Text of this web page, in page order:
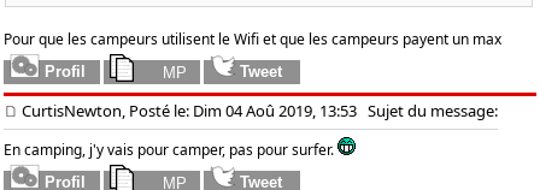
Pour que les campeurs utilisent le Wifi et que les campeurs payent un max
CurtisNewton, Posté le: Dim 04 Aoû 2019, 13:53 Sujet du message:
En camping, j'y vais pour camper, pas pour surfer.